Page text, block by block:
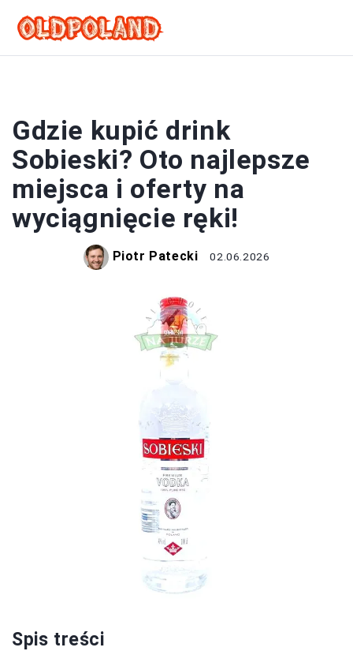
Gdzie kupić drink
Sobieski? Oto najlepsze
miejsca i oferty na
wyciągnięcie ręki!
Piotr Patecki 02.06.2026
Spis treści